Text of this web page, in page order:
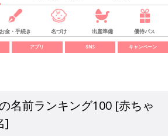
お金・手続き 名づけ 出産準備 優待パス
アプリ SNS キャンペーン
名前ランキング100 [赤ちゃ
]